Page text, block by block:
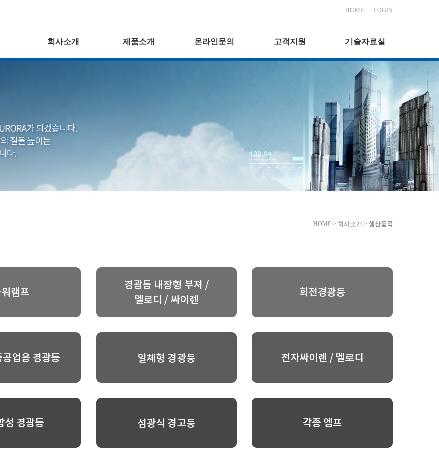
LOGIN
HOME
회사소개 제품소개 온라인문의 고객지원 기술자료실
HOME > 회사소개 > 생산품목